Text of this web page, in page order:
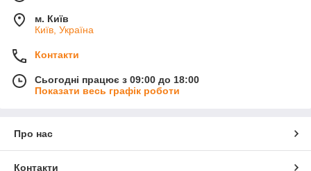
м. Київ
Київ, Україна
Контакти
Сьогодні працює з 09:00 до 18:00
Показати весь графік роботи
Про нас
Контакти